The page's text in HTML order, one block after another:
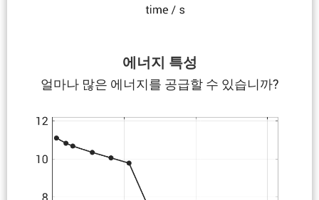
에너지 특성
얼마나 많은 에너지를 공급할 수 있습니까?